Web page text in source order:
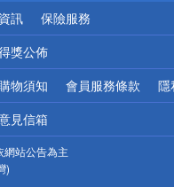
訊 保險服務
獎公佈
物須知 會員服務條款 隱
見信箱
站公告為主
)